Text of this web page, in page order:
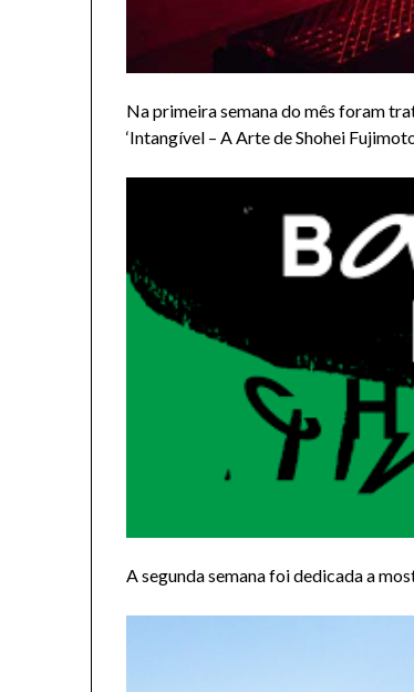
Na primeira semana do mês foram
‘Intangível – A Arte de Shohei
A segunda semana foi dedicada a